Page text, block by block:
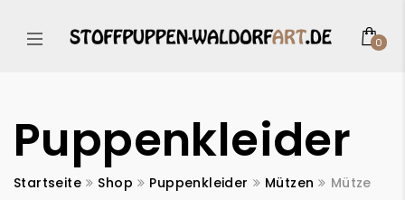
0
Puppenkleider
Startseite Shop Puppenkleider Mützen Mütze